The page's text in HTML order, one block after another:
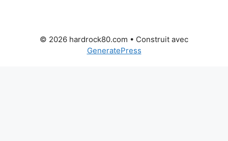
© 2026 hardrock80.com • Construit avec
GeneratePress